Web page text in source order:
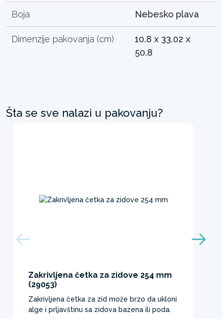
Boja Nebesko plava
Dimenzije pakovanja (cm)
10.8 x 33.02 x
50.8
Šta se sve nalazi u pakovanju?
Zakrivljena četka za zidove 254 mm
(29053)
Zakrivljena četka za zid može brzo da ukloni
alge i prljavštinu sa zidova bazena ili poda.